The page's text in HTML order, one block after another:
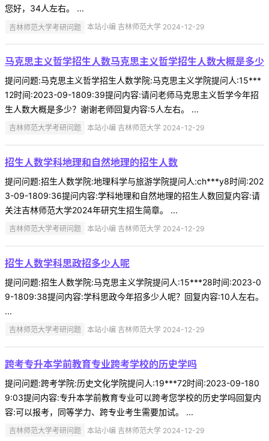
您好，34人左右。 ...
吉林师范大学考研问题 本站小编 吉林师范大学 2024-12-29
马克思主义哲学招生人数马克思主义哲学招生人数大概是多少
提问问题:马克思主义哲学招生人数学院:马克思主义学院提问人:15***
12时间:2023-09-1809:39提问内容:请问老师马克思主义哲学今年招
生人数大概是多少？谢谢老师回复内容:5人左右。 ...
吉林师范大学考研问题 本站小编 吉林师范大学 2024-12-29
招生人数学科地理和自然地理的招生人数
提问问题:招生人数学院:地理科学与旅游学院提问人:ch***y8时间:202
3-09-1809:36提问内容:学科地理和自然地理的招生人数回复内容:请
关注吉林师范大学2024年研究生招生简章。 ...
吉林师范大学考研问题 本站小编 吉林师范大学 2024-12-29
招生人数学科思政招多少人呢
提问问题:招生人数学院:马克思主义学院提问人:15***28时间:2023-0
9-1809:38提问内容:学科思政今年招多少人呢？回复内容:10人左右。
...
吉林师范大学考研问题 本站小编 吉林师范大学 2024-12-29
跨考专升本学前教育专业跨考学校的历史学吗
提问问题:跨考学院:历史文化学院提问人:19***72时间:2023-09-180
9:03提问内容:专升本学前教育专业可以跨考您学校的历史学吗回复内
容:可以报考，同等学力、跨专业考生需要加试。 ...
吉林师范大学考研问题 本站小编 吉林师范大学 2024-12-29